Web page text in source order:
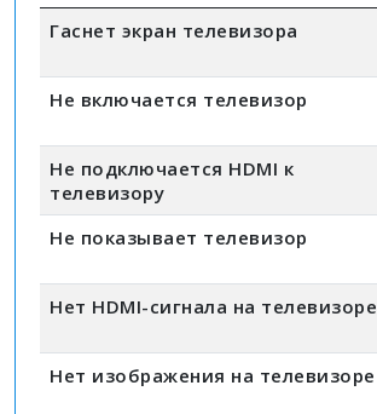
Гаснет экран телевизора
Не включается телевизор
Не подключается HDMI к
телевизору
Не показывает телевизор
Нет HDMI-сигнала на телевизоре
Нет изображения на телевизоре